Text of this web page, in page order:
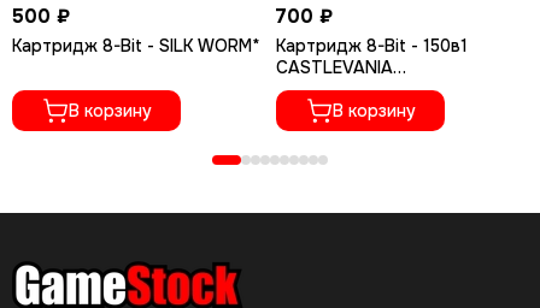
500 ₽
Картридж 8-Bit - SILK WORM*
В корзину
700 ₽
Картридж 8-Bit - 150в1
CASTLEVANIA
1,2+S.MARIO+CHIP & DALE
1,2+N.TURTLES
1,2,3,4+CONTRA+FLINTSTONE
S 1,2+..
В корзину